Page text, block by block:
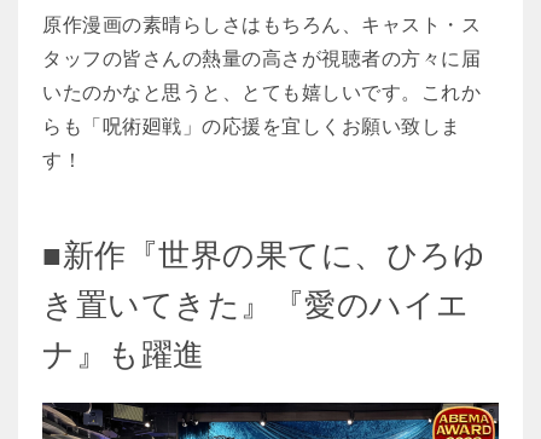
原作漫画の素晴らしさはもちろん、キャスト・ス
タッフの皆さんの熱量の高さが視聴者の方々に届
いたのかなと思うと、とても嬉しいです。これか
らも「呪術廻戦」の応援を宜しくお願い致しま
す！
■新作『世界の果てに、ひろゆ
き置いてきた』『愛のハイエ
ナ』も躍進